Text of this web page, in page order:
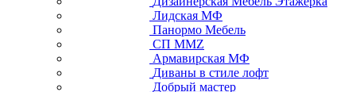
Лидская МФ
Панормо Мебель
СП ММZ
Армавирская МФ
Диваны в стиле лофт
Добрый мастер